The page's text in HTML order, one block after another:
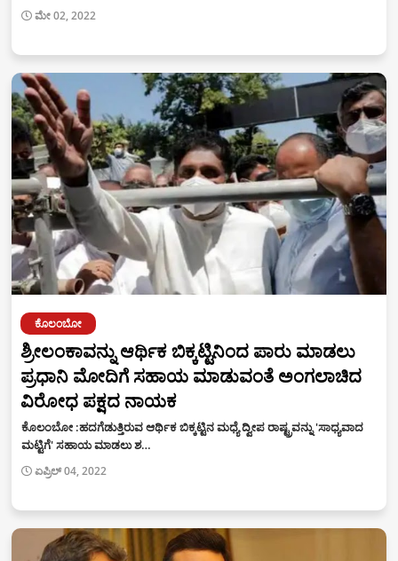
ಮೇ 02, 2022
ಕೊಲಂಬೋ
ಶ್ರೀಲಂಕಾವನ್ನು ಆರ್ಥಿಕ ಬಿಕ್ಕಟ್ಟಿನಿಂದ ಪಾರು ಮಾಡಲು
ಪ್ರಧಾನಿ ಮೋದಿಗೆ ಸಹಾಯ ಮಾಡುವಂತೆ ಅಂಗಲಾಚಿದ
ವಿರೋಧ ಪಕ್ಷದ ನಾಯಕ
ಕೊಲಂಬೋ :ಹದಗೆಡುತ್ತಿರುವ ಆರ್ಥಿಕ ಬಿಕ್ಕಟ್ಟಿನ ಮಧ್ಯೆ ದ್ವೀಪ ರಾಷ್ಟ್ರವನ್ನು 'ಸಾಧ್ಯವಾದ
ಮಟ್ಟಿಗೆ' ಸಹಾಯ ಮಾಡಲು ಶ…
ಏಪ್ರಿಲ್ 04, 2022